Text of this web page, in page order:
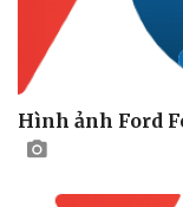
Hình ảnh Ford